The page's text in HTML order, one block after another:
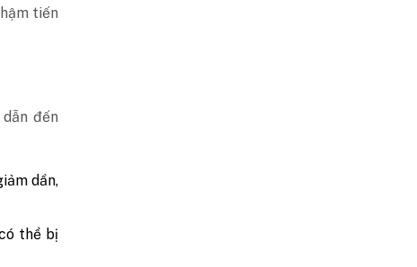
tiến
đến
dần,
thể bị